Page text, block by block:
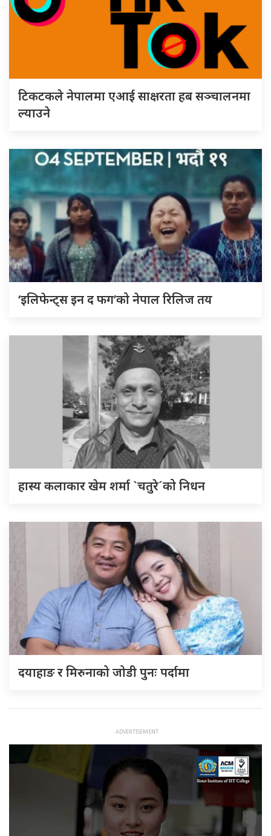
टिकटकले नेपालमा एआई साक्षरता हब सञ्चालनमा
ल्याउने
‘इलिफेन्ट्स इन द फग’को नेपाल रिलिज तय
हास्य कलाकार खेम शर्मा `चतुरे´को निधन
दयाहाङ र मिरुनाको जोडी पुनः पर्दामा